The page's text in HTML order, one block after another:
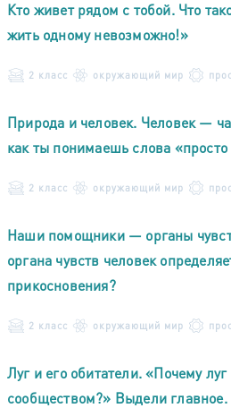
Кто живет рядом с тобой. Что
жить одному невозможно!»
2 класс окружающий мир
Природа и человек. Человек —
как ты понимаешь слова «просто
2 класс окружающий мир
Наши помощники — органы
органа чувств человек
прикосновения?
2 класс окружающий мир
Луг и его обитатели. «Почему
сообществом?» Выдели главное.